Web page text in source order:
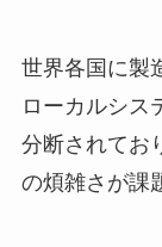
世界各国に製
ローカルシス
分断されてお
の煩雑さが課